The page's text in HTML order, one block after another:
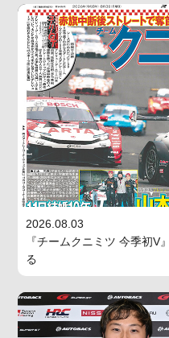
2026.08.03
『チームクニミツ 今季初V
る